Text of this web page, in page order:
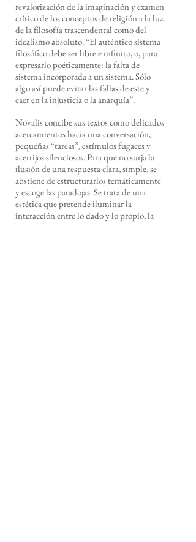
revalorización de la imaginación y examen
crítico de los conceptos de religión a la luz
de la filosofía trascendental como del
idealismo absoluto. “El auténtico sistema
filosófico debe ser libre e infinito, o, para
expresarlo poéticamente: la falta de
sistema incorporada a un sistema. Sólo
algo así puede evitar las fallas de este y
caer en la injusticia o la anarquía”.
Novalis concibe sus textos como delicados
acercamientos hacia una conversación,
pequeñas “tareas”, estímulos fugaces y
acertijos silenciosos. Para que no surja la
ilusión de una respuesta clara, simple, se
abstiene de estructurarlos temáticamente
y escoge las paradojas. Se trata de una
estética que pretende iluminar la
interacción entre lo dado y lo propio, la
creación producto del estímulo y el